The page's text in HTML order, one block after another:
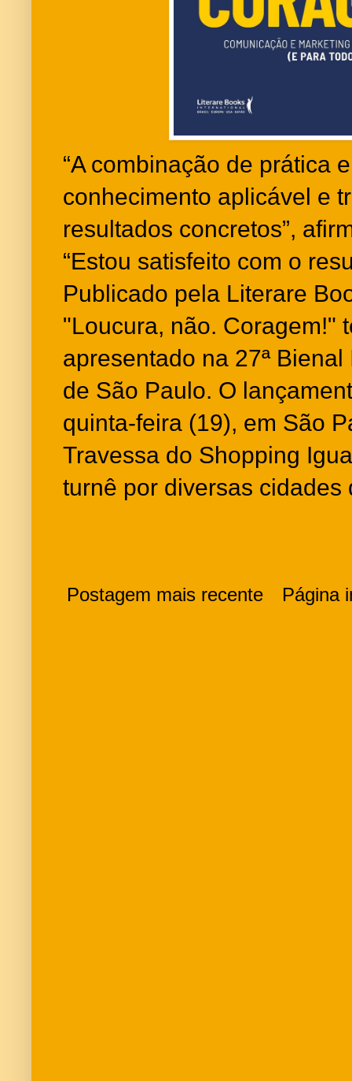
“A combinação de prática
conhecimento aplicável e
resultados concretos”,
“Estou satisfeito com o
Publicado pela Literare
"Loucura, não. Coragem!"
apresentado na 27ª
de São Paulo. O
quinta-feira (19), em São
Travessa do Shopping
turnê por diversas cidades
Postagem mais recente Página